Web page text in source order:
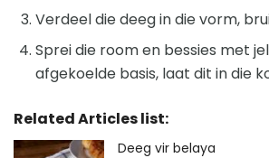
Verdeel die deeg in die vorm,
Sprei die room en bessies met
afgekoelde basis, laat dit in die
Related Articles list:
Deeg vir belaya